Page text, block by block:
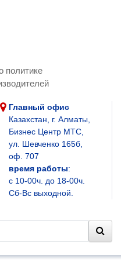
политике
Главный офис
Казахстан, г. Алматы,
Бизнес Центр МТС,
ул. Шевченко 165б,
оф. 707
время работы:
с 10-00ч. до 18-00ч.
Сб-Вс выходной.